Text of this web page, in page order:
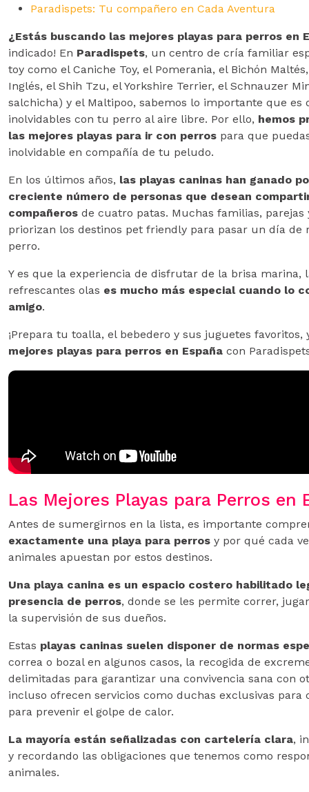
Paradispets: Tu compañero en Cada Aventura
¿Estás buscando las mejores playas para perros en
indicado! En Paradispets, un centro de cría familiar
toy como el Caniche Toy, el Pomerania, el Bichón
Inglés, el Shih Tzu, el Yorkshire Terrier, el Schnauzer
salchicha) y el Maltipoo, sabemos lo importante que
inolvidables con tu perro al aire libre. Por ello, hemos
las mejores playas para ir con perros para que
inolvidable en compañía de tu peludo.
En los últimos años, las playas caninas han ganado
creciente número de personas que desean
compañeros de cuatro patas. Muchas familias, parejas
priorizan los destinos pet friendly para pasar un día
perro.
Y es que la experiencia de disfrutar de la brisa marina,
refrescantes olas es mucho más especial cuando lo
amigo.
¡Prepara tu toalla, el bebedero y sus juguetes
mejores playas para perros en España con
Las Mejores Playas para Perros en
Antes de sumergirnos en la lista, es importante
exactamente una playa para perros y por qué cada
animales apuestan por estos destinos.
Una playa canina es un espacio costero habilitado
presencia de perros, donde se les permite correr,
la supervisión de sus dueños.
Estas playas caninas suelen disponer de normas
correa o bozal en algunos casos, la recogida de
delimitadas para garantizar una convivencia sana con
incluso ofrecen servicios como duchas exclusivas para
para prevenir el golpe de calor.
La mayoría están señalizadas con cartelería clara,
y recordando las obligaciones que tenemos como
animales.